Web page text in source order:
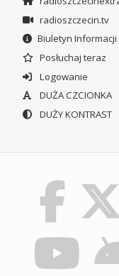
radioszczecin.tv
Biuletyn Informacji
Posłuchaj teraz
Logowanie
DUŻA CZCIONKA
DUŻY KONTRAST